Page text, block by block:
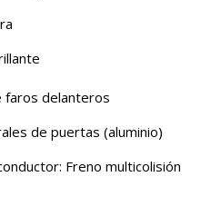
faros delanteros
de puertas (aluminio)
Freno multicolisión